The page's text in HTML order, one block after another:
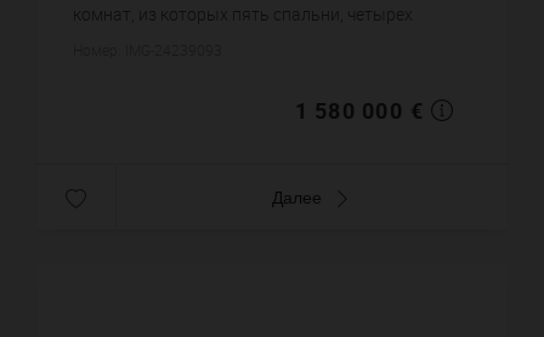
комнат, из которых пять спальни, четырех
1 580 000 €
Далее